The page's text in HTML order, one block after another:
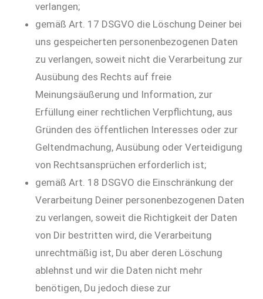
verlangen;
gemäß Art. 17 DSGVO die Löschung Deiner bei
uns gespeicherten personenbezogenen Daten
zu verlangen, soweit nicht die Verarbeitung zur
Ausübung des Rechts auf freie
Meinungsäußerung und Information, zur
Erfüllung einer rechtlichen Verpflichtung, aus
Gründen des öffentlichen Interesses oder zur
Geltendmachung, Ausübung oder Verteidigung
von Rechtsansprüchen erforderlich ist;
gemäß Art. 18 DSGVO die Einschränkung der
Verarbeitung Deiner personenbezogenen Daten
zu verlangen, soweit die Richtigkeit der Daten
von Dir bestritten wird, die Verarbeitung
unrechtmäßig ist, Du aber deren Löschung
ablehnst und wir die Daten nicht mehr
benötigen, Du jedoch diese zur